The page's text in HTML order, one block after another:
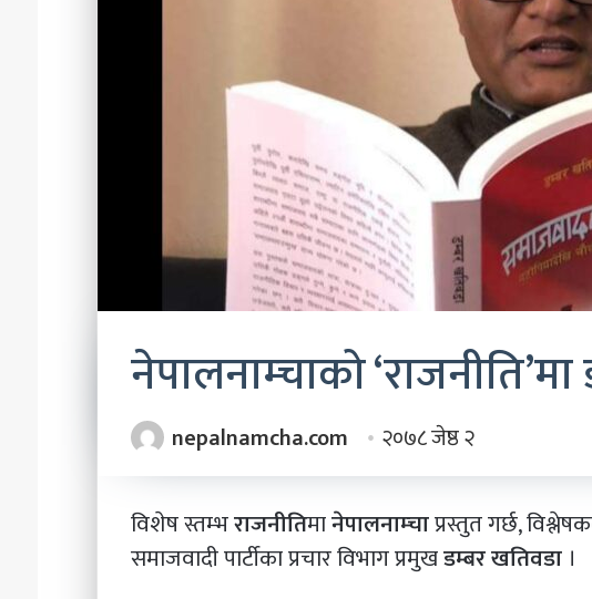
नेपालनाम्चाको
nepalnamcha.com २०७८ जेष्ठ २
विशेष स्तम्भराजनीतिमानेपालनाम्चाप्रस्तुत गर्छ,
समाजवादी पार्टीका प्रचार विभाग प्रमुखडम्बर खतिवडा।
‘छोरी, तिमी भविष्यमा के बन्न